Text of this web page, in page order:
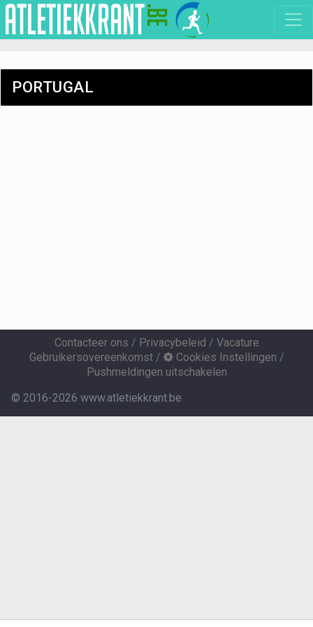
PORTUGAL
Contacteer ons / Privacybeleid / Vacature
Gebruikersovereenkomst/ Cookies Instellingen /
Pushmeldingen uitschakelen
© 2016-2026 www.atletiekkrant.be